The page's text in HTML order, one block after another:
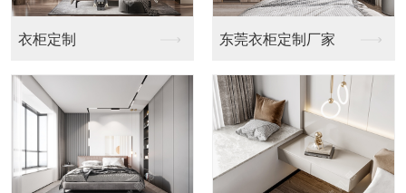
衣柜定制 东莞衣柜定制厂家